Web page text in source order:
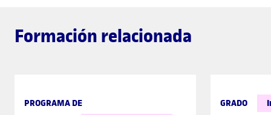
Formación relacionada
PROGRAMA DE
GRADO